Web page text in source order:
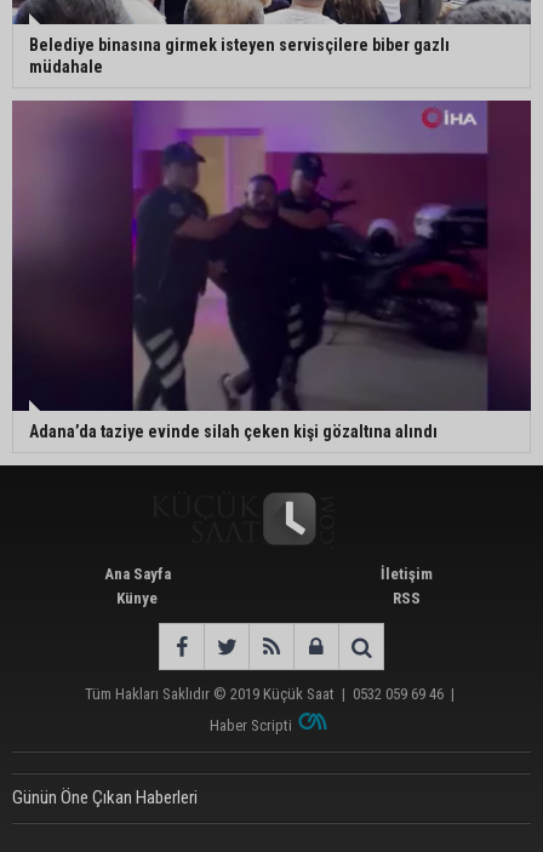
Belediye binasına girmek isteyen servisçilere biber gazlı
müdahale
Adana’da taziye evinde silah çeken kişi gözaltına alındı
Ana Sayfa
Künye
İletişim
RSS
Tüm Hakları Saklıdır © 2019 Küçük Saat | 0532 059 69 46 |
Haber Scripti
Günün Öne Çıkan Haberleri